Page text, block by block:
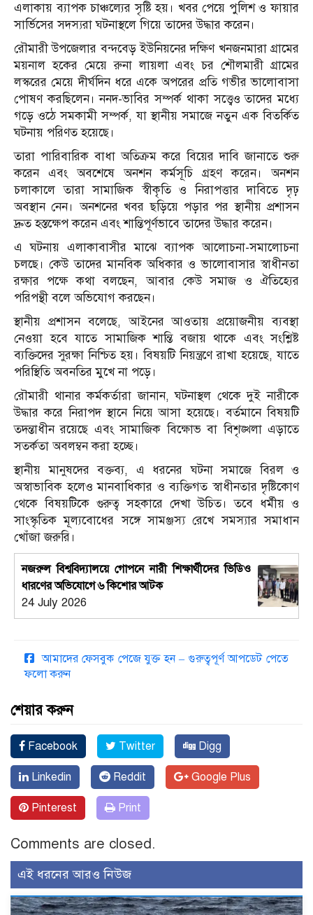
এলাকায় ব্যাপক চাঞ্চল্যের সৃষ্টি হয়। খবর পেয়ে পুলিশ ও ফায়ার
সার্ভিসের সদস্যরা ঘটনাস্থলে গিয়ে তাদের উদ্ধার করেন।
রৌমারী উপজেলার বন্দবেড় ইউনিয়নের দক্ষিণ খনজনমারা গ্রামের
ময়নাল হকের মেয়ে রুনা লায়লা এবং চর শৌলমারী গ্রামের
লস্করের মেয়ে দীর্ঘদিন ধরে একে অপরের প্রতি গভীর ভালোবাসা
পোষণ করছিলেন। ননদ-ভাবির সম্পর্ক থাকা সত্ত্বেও তাদের মধ্যে
গড়ে ওঠে সমকামী সম্পর্ক, যা স্থানীয় সমাজে নতুন এক বিতর্কিত
ঘটনায় পরিণত হয়েছে।
তারা পারিবারিক বাধা অতিক্রম করে বিয়ের দাবি জানাতে শুরু
করেন এবং অবশেষে অনশন কর্মসূচি গ্রহণ করেন। অনশন
চলাকালে তারা সামাজিক স্বীকৃতি ও নিরাপত্তার দাবিতে দৃঢ়
অবস্থান নেন। অনশনের খবর ছড়িয়ে পড়ার পর স্থানীয় প্রশাসন
দ্রুত হস্তক্ষেপ করেন এবং শান্তিপূর্ণভাবে তাদের উদ্ধার করেন।
এ ঘটনায় এলাকাবাসীর মাঝে ব্যাপক আলোচনা-সমালোচনা
চলছে। কেউ তাদের মানবিক অধিকার ও ভালোবাসার স্বাধীনতা
রক্ষার পক্ষে কথা বলছেন, আবার কেউ সমাজ ও ঐতিহ্যের
পরিপন্থী বলে অভিযোগ করছেন।
স্থানীয় প্রশাসন বলেছে, আইনের আওতায় প্রয়োজনীয় ব্যবস্থা
নেওয়া হবে যাতে সামাজিক শান্তি বজায় থাকে এবং সংশ্লিষ্ট
ব্যক্তিদের সুরক্ষা নিশ্চিত হয়। বিষয়টি নিয়ন্ত্রণে রাখা হয়েছে, যাতে
পরিস্থিতি অবনতির মুখে না পড়ে।
রৌমারী থানার কর্মকর্তারা জানান, ঘটনাস্থল থেকে দুই নারীকে
উদ্ধার করে নিরাপদ স্থানে নিয়ে আসা হয়েছে। বর্তমানে বিষয়টি
তদন্তাধীন রয়েছে এবং সামাজিক বিক্ষোভ বা বিশৃঙ্খলা এড়াতে
সতর্কতা অবলম্বন করা হচ্ছে।
স্থানীয় মানুষদের বক্তব্য, এ ধরনের ঘটনা সমাজে বিরল ও
অস্বাভাবিক হলেও মানবাধিকার ও ব্যক্তিগত স্বাধীনতার দৃষ্টিকোণ
থেকে বিষয়টিকে গুরুত্ব সহকারে দেখা উচিত। তবে ধর্মীয় ও
সাংস্কৃতিক মূল্যবোধের সঙ্গে সামঞ্জস্য রেখে সমস্যার সমাধান
খোঁজা জরুরি।
নজরুল বিশ্ববিদ্যালয়ে গোপনে নারী শিক্ষার্থীদের ভিডিও
ধারণের অভিযোগে ৬ কিশোর আটক
24 July 2026
আমাদের ফেসবুক পেজে যুক্ত হন – গুরুত্বপূর্ণ আপডেট পেতে
ফলো করুন
শেয়ার করুন
Facebook Twitter Digg
Linkedin Reddit Google Plus
Pinterest Print
Comments are closed.
এই ধরনের আরও নিউজ